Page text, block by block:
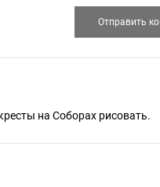
на Соборах рисовать.